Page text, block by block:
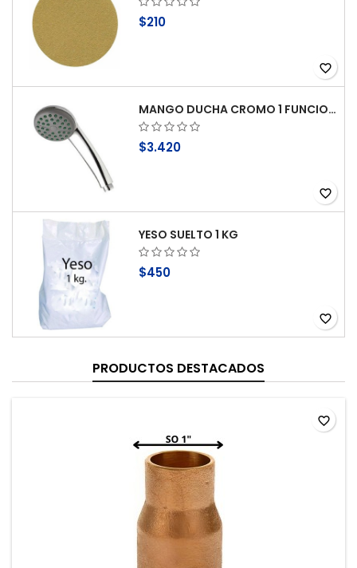
$210
favorite_border
MANGO DUCHA CROMO 1 FUNCION ANTICAL STRETTO
$3.420
favorite_border
YESO SUELTO 1 KG
$450
favorite_border
PRODUCTOS DESTACADOS
favorite_border